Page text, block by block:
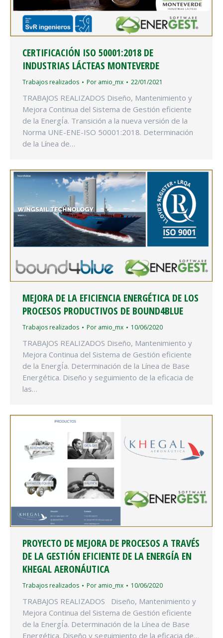
CERTIFICACIÓN ISO 50001:2018 DE
INDUSTRIAS LÁCTEAS MONTEVERDE
Trabajos realizados Por amio_mx 22/01/2021
TRABAJOS REALIZADOS Diseño, Mantenimiento y
Mejora Continua del Sistema de Gestión eficiente
de la EnergÍa. Transición a la nueva versión de la
Norma UNE-ENE-ISO 50001:2018. Determinación
de la Línea de…
MEJORA DE LA EFICIENCIA ENERGÉTICA DE LOS
PROCESOS PRODUCTIVOS DE BOUND4BLUE
Trabajos realizados Por amio_mx 10/06/2020
TRABAJOS REALIZADOS Diseño, Mantenimiento y
Mejora Continua del Sistema de Gestión eficiente
de la EnergÍa. Determinación de la Línea de Base
Energética. Diseño y seguimiento de la eficacia de
las…
PROYECTO DE MEJORA DE PROCESOS A TRAVÉS
DE LA GESTIÓN EFICIENTE DE LA ENERGÍA EN
KHEGAL AERONÁUTICA
Trabajos realizados Por amio_mx 10/06/2020
TRABAJOS REALIZADOS Diseño, Mantenimiento y
Mejora Continua del Sistema de Gestión eficiente
de la EnergÍa. Determinación de la Línea de Base
Energética. Diseño y seguimiento de la eficacia de…